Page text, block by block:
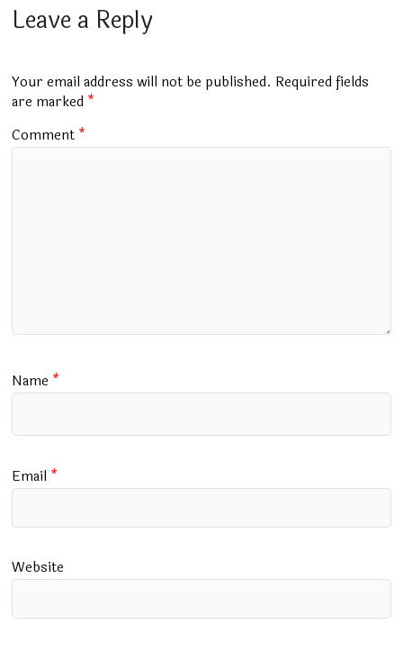
b
o
k
s
p
p
bl er
m
Leave a Reply
Your email address will not be published. Required fields
are marked *
Comment *
Name *
Email *
Website